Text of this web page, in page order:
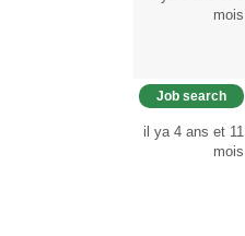
mois
Job search
il ya 4 ans et 11
mois